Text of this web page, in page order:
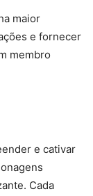
maior
e fornecer
membro
e cativar
Cada